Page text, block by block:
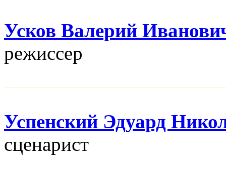
Усков Валерий
режисcер
Успенский Эдуард
сценарист